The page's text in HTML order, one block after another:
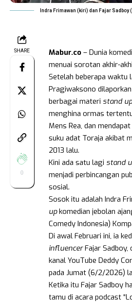
Indra Frimawan (kiri) dan Fajar Sadboy
SHARE
0
Mabur.co – Dunia
menuai sorotan akhir-
Setelah beberapa waktu
Pragiwaksono
berbagai materi stand up
menghina ormas
Mens Rea, dan
suku adat Toraja akibat
2013 lalu.
Kini ada satu lagi stand
menjadi perbincangan
sosial.
Sosok itu adalah Indra
upkomedian jebolan
Comedy Indonesia)
Di awal Februari ini, ia
influencerFajar Sadboy,
kanal YouTube Deddy
pada Jumat (6/2/2026)
Ketika itu Fajar Sadboy
tamu di acara podcast